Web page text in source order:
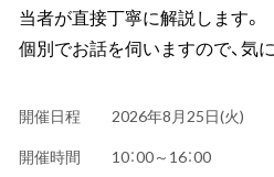
当者が直接丁寧に解説します。
個別でお話を伺いますので、気
開催日程
2026年8月25日(火)
開催時間
10：00～16：00